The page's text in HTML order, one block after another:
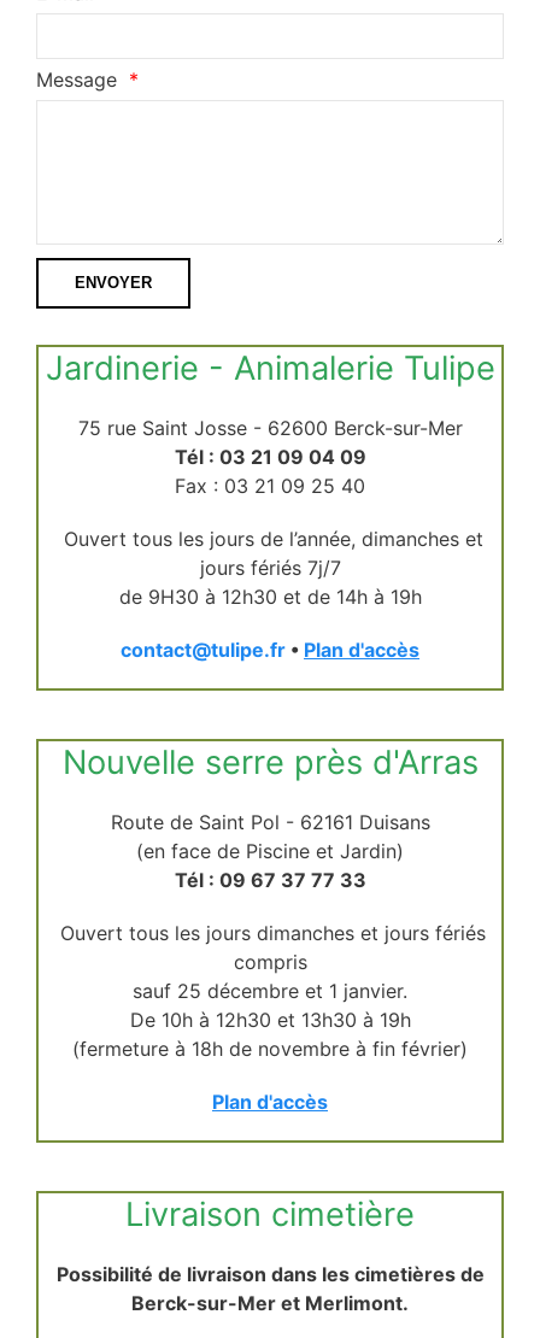
Message
ENVOYER
Jardinerie - Animalerie Tulipe
75 rue Saint Josse - 62600 Berck-sur-Mer
Tél : 03 21 09 04 09
Fax : 03 21 09 25 40
Ouvert tous les jours de l’année, dimanches et
jours fériés 7j/7
de 9H30 à 12h30 et de 14h à 19h
contact@tulipe.fr • Plan d'accès
Nouvelle serre près d'Arras
Route de Saint Pol - 62161 Duisans
(en face de Piscine et Jardin)
Tél : 09 67 37 77 33
Ouvert tous les jours dimanches et jours fériés
compris
sauf 25 décembre et 1 janvier.
De 10h à 12h30 et 13h30 à 19h
(fermeture à 18h de novembre à fin février)
Plan d'accès
Livraison cimetière
Possibilité de livraison dans les cimetières de
Berck-sur-Mer et Merlimont.